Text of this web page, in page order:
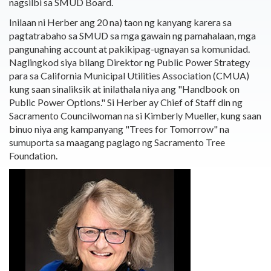
Inilaan ni Herber ang 20 na) taon ng kanyang karera sa
pagtatrabaho sa SMUD sa mga gawain ng pamahalaan, mga
pangunahing account at pakikipag-ugnayan sa komunidad.
Naglingkod siya bilang Direktor ng Public Power Strategy
para sa California Municipal Utilities Association (CMUA)
kung saan sinaliksik at inilathala niya ang "Handbook on
Public Power Options." Si Herber ay Chief of Staff din ng
Sacramento Councilwoman na si Kimberly Mueller, kung saan
binuo niya ang kampanyang "Trees for Tomorrow" na
sumuporta sa maagang paglago ng Sacramento Tree
Foundation.